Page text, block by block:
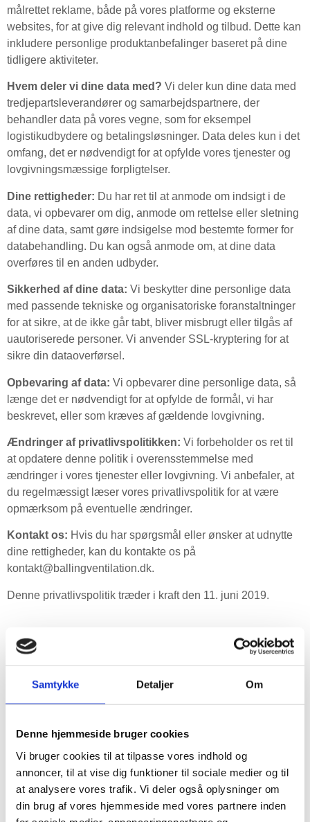
Samtykke Detaljer Om
Denne hjemmeside bruger cookies
Vi bruger cookies til at tilpasse vores indhold og
annoncer, til at vise dig funktioner til sociale medier og til
at analysere vores trafik. Vi deler også oplysninger om
din brug af vores hjemmeside med vores partnere inden
målrettet reklame, både på vores platforme og eksterne
websites, for at give dig relevant indhold og tilbud. Dette kan
inkludere personlige produktanbefalinger baseret på dine
tidligere aktiviteter.
Hvem deler vi dine data med? Vi deler kun dine data med
tredjepartsleverandører og samarbejdspartnere, der
behandler data på vores vegne, som for eksempel
logistikudbydere og betalingsløsninger. Data deles kun i det
omfang, det er nødvendigt for at opfylde vores tjenester og
lovgivningsmæssige forpligtelser.
Dine rettigheder: Du har ret til at anmode om indsigt i de
data, vi opbevarer om dig, anmode om rettelse eller sletning
af dine data, samt gøre indsigelse mod bestemte former for
databehandling. Du kan også anmode om, at dine data
overføres til en anden udbyder.
Sikkerhed af dine data: Vi beskytter dine personlige data
med passende tekniske og organisatoriske foranstaltninger
for at sikre, at de ikke går tabt, bliver misbrugt eller tilgås af
uautoriserede personer. Vi anvender SSL-kryptering for at
sikre din dataoverførsel.
Opbevaring af data: Vi opbevarer dine personlige data, så
længe det er nødvendigt for at opfylde de formål, vi har
beskrevet, eller som kræves af gældende lovgivning.
Ændringer af privatlivspolitikken: Vi forbeholder os ret til
at opdatere denne politik i overensstemmelse med
ændringer i vores tjenester eller lovgivning. Vi anbefaler, at
du regelmæssigt læser vores privatlivspolitik for at være
opmærksom på eventuelle ændringer.
Kontakt os: Hvis du har spørgsmål eller ønsker at udnytte
dine rettigheder, kan du kontakte os på
kontakt@ballingventilation.dk.
Denne privatlivspolitik træder i kraft den 11. juni 2019.